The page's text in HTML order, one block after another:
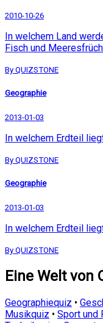
2010-10-26
In welchem Land
Fisch und
By QUIZSTONE
Geographie
2013-01-03
In welchem Erdteil
By QUIZSTONE
Geographie
2013-01-03
In welchem Erdteil
By QUIZSTONE
Eine Welt von
Geographiequiz •
Musikquiz • Sport und